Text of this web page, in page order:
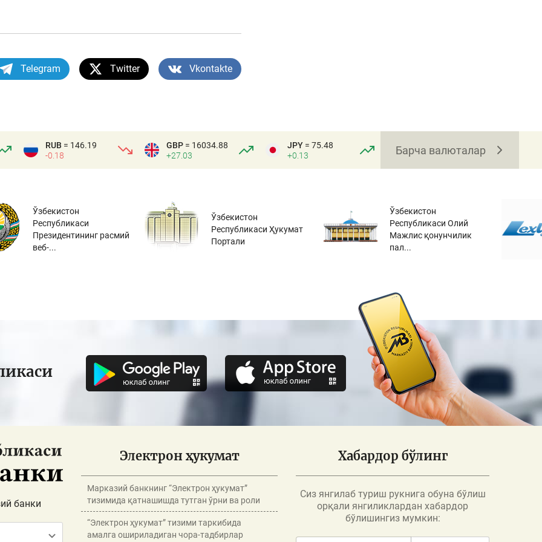
Telegram Twitter Vkontakte
RUB = 146.19
-0.18
GBP = 16034.88
+27.03
JPY = 75.48
+0.13
Барча валюталар
Ўзбекистон
Республикаси
Президентининг расмий
веб-...
Ўзбекистон
Республикаси Ҳукумат
Портали
Ўзбекистон
Республикаси Олий
Мажлис қонунчилик
пал...
банки
Электрон ҳукумат
Марказий банкнинг “Электрон ҳукумат”
тизимида қатнашишда тутган ўрни ва роли
“Электрон ҳукумат” тизими таркибида
амалга ошириладиган чора-тадбирлар
Хабардор бўлинг
Сиз янгилаб туриш рукнига обуна бўлиш
орқали янгиликлардан хабардор
бўлишингиз мумкин: